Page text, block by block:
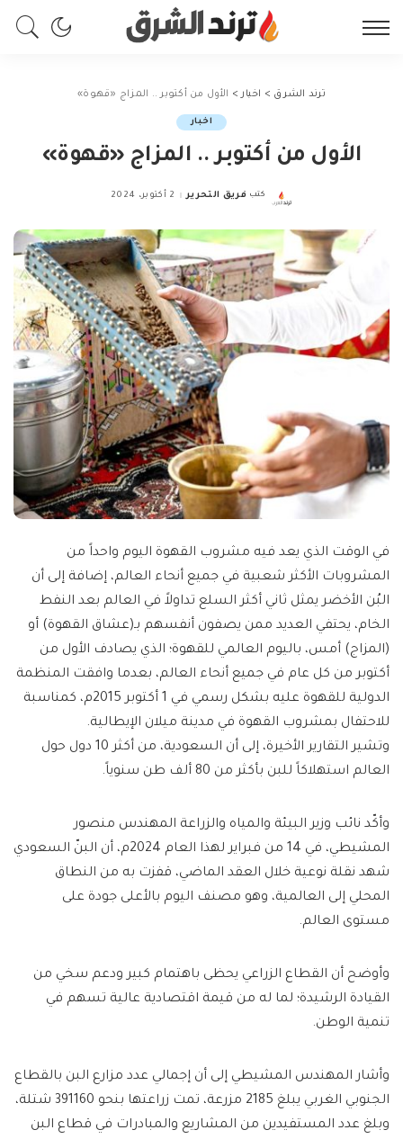
ترند الشرق > اخبار > الأول من أكتوبر .. المزاج «قهوة»
اخبار
الأول من أكتوبر .. المزاج «قهوة»
Posted
كتب فريق التحرير 2 أكتوبر، 2024
في الوقت الذي يعد فيه مشروب القهوة اليوم واحداً من
المشروبات الأكثر شعبية في جميع أنحاء العالم، إضافة إلى أن
البُن الأخضر يمثل ثاني أكثر السلع تداولاً في العالم بعد النفط
الخام، يحتفي العديد ممن يصفون أنفسهم بـ(عشاق القهوة) أو
(المزاج) أمس، باليوم العالمي للقهوة؛ الذي يصادف الأول من
أكتوبر من كل عام في جميع أنحاء العالم، بعدما وافقت المنظمة
الدولية للقهوة عليه بشكل رسمي في 1 أكتوبر 2015م، كمناسبة
للاحتفال بمشروب القهوة في مدينة ميلان الإيطالية.
وتشير التقارير الأخيرة، إلى أن السعودية، من أكثر 10 دول حول
العالم استهلاكاً للبن بأكثر من 80 ألف طن سنوياً.
وأكّد نائب وزير البيئة والمياه والزراعة المهندس منصور
المشيطي، في 14 من فبراير لهذا العام 2024م، أن البنّ السعودي
شهد نقلة نوعية خلال العقد الماضي، قفزت به من النطاق
المحلي إلى العالمية، وهو مصنف اليوم بالأعلى جودة على
مستوى العالم.
وأوضح أن القطاع الزراعي يحظى باهتمام كبير ودعم سخي من
القيادة الرشيدة؛ لما له من قيمة اقتصادية عالية تسهم في
تنمية الوطن.
وأشار المهندس المشيطي إلى أن إجمالي عدد مزارع البن بالقطاع
الجنوبي الغربي يبلغ 2185 مزرعة، تمت زراعتها بنحو 391160 شتلة،
وبلغ عدد المستفيدين من المشاريع والمبادرات في قطاع البن